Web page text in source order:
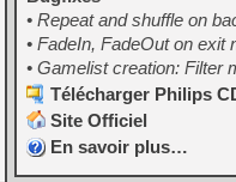
• Repeat and shuffle on
• FadeIn, FadeOut on exit
• Gamelist creation: Filter
Télécharger Philips
Site Officiel
En savoir plus…